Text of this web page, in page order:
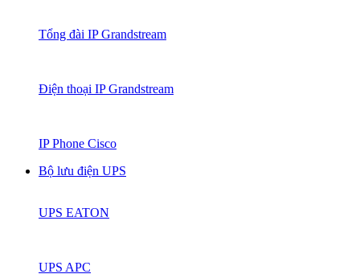
Tổng đài IP Grandstream
Điện thoại IP Grandstream
IP Phone Cisco
Bộ lưu điện UPS
UPS EATON
UPS APC